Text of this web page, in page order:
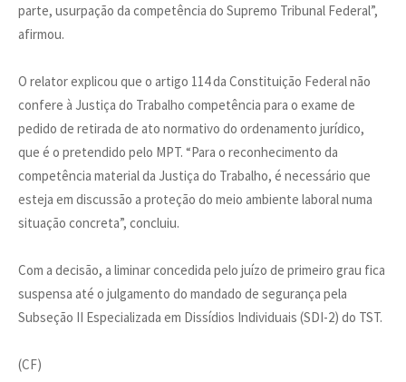
parte, usurpação da competência do Supremo Tribunal Federal”,
afirmou.
O relator explicou que o artigo 114 da Constituição Federal não
confere à Justiça do Trabalho competência para o exame de
pedido de retirada de ato normativo do ordenamento jurídico,
que é o pretendido pelo MPT. “Para o reconhecimento da
competência material da Justiça do Trabalho, é necessário que
esteja em discussão a proteção do meio ambiente laboral numa
situação concreta”, concluiu.
Com a decisão, a liminar concedida pelo juízo de primeiro grau fica
suspensa até o julgamento do mandado de segurança pela
Subseção II Especializada em Dissídios Individuais (SDI-2) do TST.
(CF)